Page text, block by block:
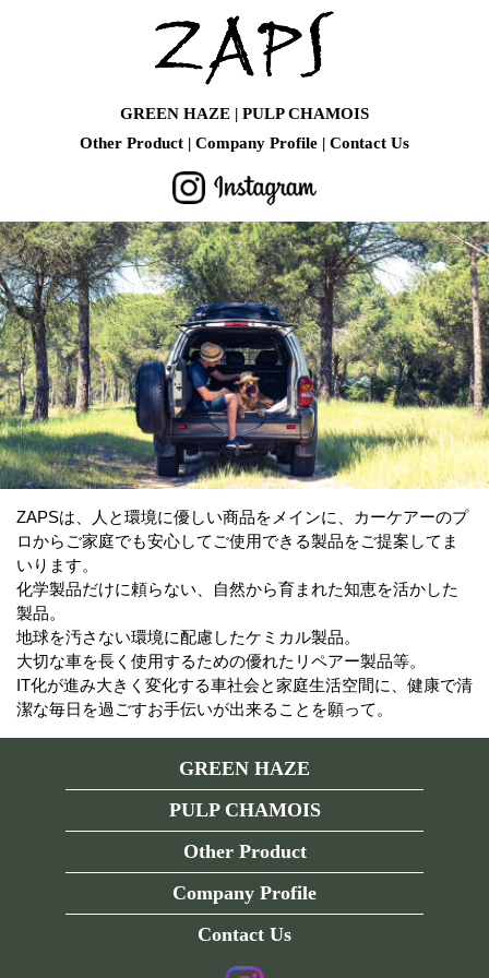
GREEN HAZE
PULP CHAMOIS
Other Product
Company Profile Contact Us
ZAPSは、人と環境に優しい商品をメインに、カーケアーのプ
ロからご家庭でも安心してご使用できる製品をご提案してま
いります。
化学製品だけに頼らない、自然から育まれた知恵を活かした
製品。
地球を汚さない環境に配慮したケミカル製品。
大切な車を長く使用するための優れたリペアー製品等。
IT化が進み大きく変化する車社会と家庭生活空間に、健康で清
潔な毎日を過ごすお手伝いが出来ることを願って。
GREEN HAZE
PULP CHAMOIS
Other Product
Company Profile
Contact Us